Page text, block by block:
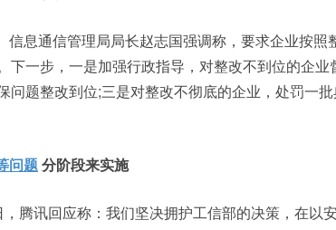
信息通信管理局局长赵志国强调称，要求企业按照
下一步，一是加强行政指导，对整改不到位的企业
问题整改到位;三是对整改不彻底的企业，处罚一
问题分阶段来实施
腾讯回应称：我们坚决拥护工信部的决策，在以